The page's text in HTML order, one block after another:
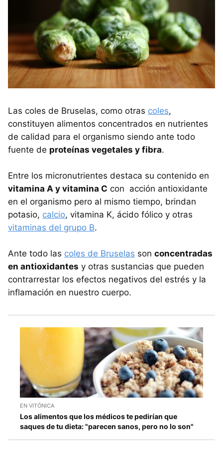
Las coles de Bruselas, como otras coles,
constituyen alimentos concentrados en nutrientes
de calidad para el organismo siendo ante todo
fuente de proteínas vegetales y fibra.
Entre los micronutrientes destaca su contenido en
vitamina A y vitamina C con acción antioxidante
en el organismo pero al mismo tiempo, brindan
potasio, calcio, vitamina K, ácido fólico y otras
vitaminas del grupo B.
Ante todo las coles de Bruselas son concentradas
en antioxidantes y otras sustancias que pueden
contrarrestar los efectos negativos del estrés y la
inflamación en nuestro cuerpo.
EN VITÓNICA
Los alimentos que los médicos te pedirían que
saques de tu dieta: "parecen sanos, pero no lo son"